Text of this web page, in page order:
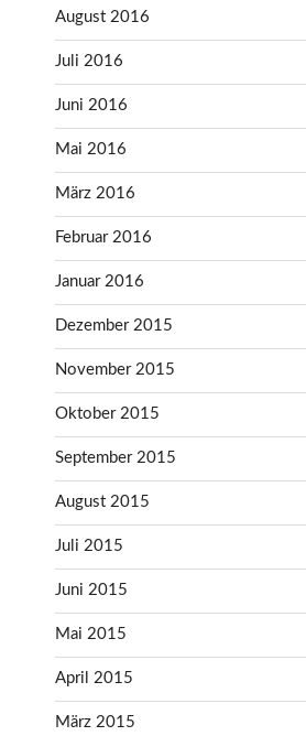
August 2016
Juli 2016
Juni 2016
Mai 2016
März 2016
Februar 2016
Januar 2016
Dezember 2015
November 2015
Oktober 2015
September 2015
August 2015
Juli 2015
Juni 2015
Mai 2015
April 2015
März 2015